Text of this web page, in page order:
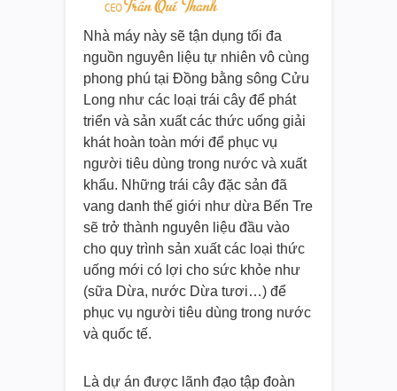
Nhà máy này sẽ tận dụng tối đa
nguồn nguyên liệu tự nhiên vô cùng
phong phú tại Đồng bằng sông Cửu
Long như các loại trái cây để phát
triển và sản xuất các thức uống giải
khát hoàn toàn mới để phục vụ
người tiêu dùng trong nước và xuất
khẩu. Những trái cây đặc sản đã
vang danh thế giới như dừa Bến Tre
sẽ trở thành nguyên liệu đầu vào
cho quy trình sản xuất các loại thức
uống mới có lợi cho sức khỏe như
(sữa Dừa, nước Dừa tươi…) để
phục vụ người tiêu dùng trong nước
và quốc tế.
Là dự án được lãnh đạo tập đoàn